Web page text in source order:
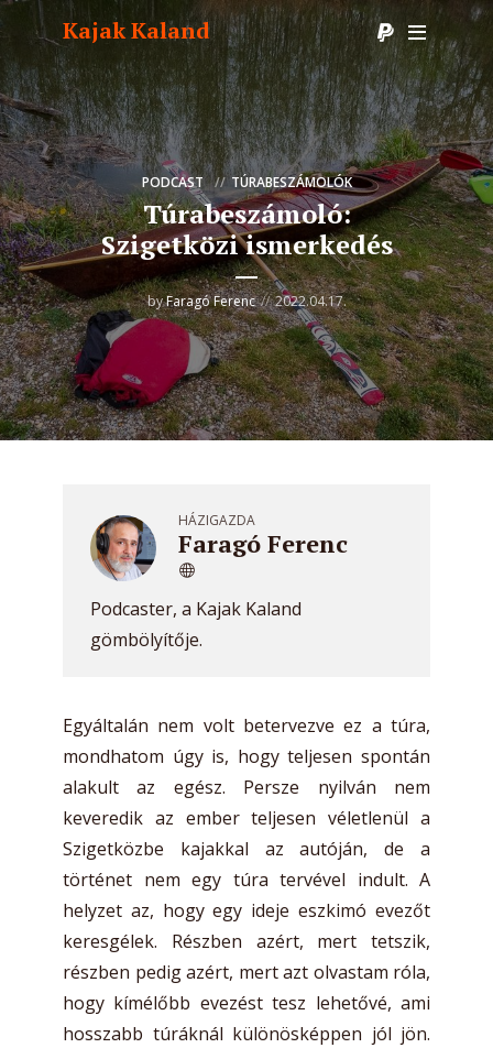
Kajak Kaland
PODCAST TÚRABESZÁMOLÓK
Túrabeszámoló:
Szigetközi ismerkedés
byFaragó Ferenc 2022.04.17.
HÁZIGAZDA
Faragó Ferenc
Podcaster, a Kajak Kaland
gömbölyítője.
Egyáltalán nem volt betervezve ez a túra,
mondhatom úgy is, hogy teljesen spontán
alakult az egész. Persze nyilván nem
keveredik az ember teljesen véletlenül a
Szigetközbe kajakkal az autóján, de a
történet nem egy túra tervével indult. A
helyzet az, hogy egy ideje eszkimó evezőt
keresgélek. Részben azért, mert tetszik,
részben pedig azért, mert azt olvastam róla,
hogy kímélőbb evezést tesz lehetővé, ami
hosszabb túráknál különösképpen jól jön.